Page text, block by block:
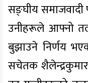
सङ्घीय समाजवादी
उनीहरूले आफ्नो
बुझाउने निर्णय
सचेतक